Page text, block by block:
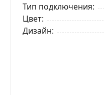
Тип подключения
Цвет
Дизайн